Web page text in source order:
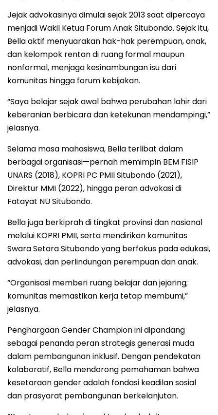
Jejak advokasinya dimulai sejak 2013 saat dipercaya
menjadi Wakil Ketua Forum Anak Situbondo. Sejak itu,
Bella aktif menyuarakan hak-hak perempuan, anak,
dan kelompok rentan di ruang formal maupun
nonformal, menjaga kesinambungan isu dari
komunitas hingga forum kebijakan.
“Saya belajar sejak awal bahwa perubahan lahir dari
keberanian berbicara dan ketekunan mendampingi,”
jelasnya.
Selama masa mahasiswa, Bella terlibat dalam
berbagai organisasi—pernah memimpin BEM FISIP
UNARS (2018), KOPRI PC PMII Situbondo (2021),
Direktur MMI (2022), hingga peran advokasi di
Fatayat NU Situbondo.
Bella juga berkiprah di tingkat provinsi dan nasional
melalui KOPRI PMII, serta mendirikan komunitas
Swara Setara Situbondo yang berfokus pada edukasi,
advokasi, dan perlindungan perempuan dan anak.
“Organisasi memberi ruang belajar dan jejaring;
komunitas memastikan kerja tetap membumi,”
jelasnya.
Penghargaan Gender Champion ini dipandang
sebagai penanda peran strategis generasi muda
dalam pembangunan inklusif. Dengan pendekatan
kolaboratif, Bella mendorong pemahaman bahwa
kesetaraan gender adalah fondasi keadilan sosial
dan prasyarat pembangunan berkelanjutan.